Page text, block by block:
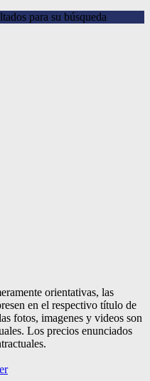
para su búsqueda
orientativas, las
en el respectivo título de
fotos, imagenes y videos son
Los precios enunciados